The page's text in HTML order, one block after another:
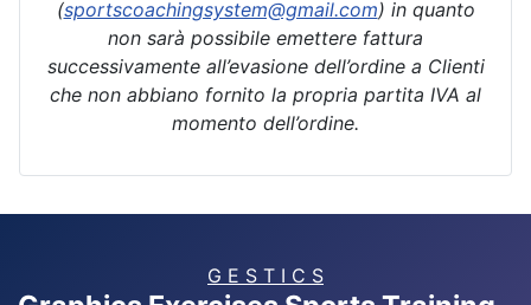
(sportscoachingsystem@gmail.com) in quanto
non sarà possibile emettere fattura
successivamente all’evasione dell’ordine a Clienti
che non abbiano fornito la propria partita IVA al
momento dell’ordine.
G E S T I C S